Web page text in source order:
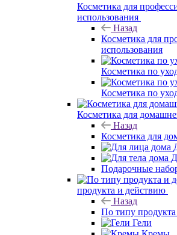
Косметика для
использования
Назад
Косметика для
использования
Косметика по
Косметика по
Косметика для
Назад
Косметика для
Подарочные
продукта и действию
Назад
По типу
Гели